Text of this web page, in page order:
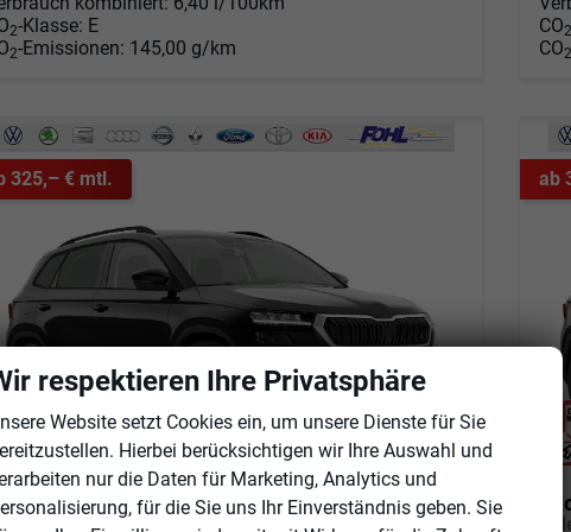
2-Klasse: E
2-Emissionen: 145,00 g/km
CO2
CO2
325,– € mtl.
Karoq
Selection 1.5 TSI DSG Android Auto*SHZ*Kamera*Keyless*PDC v/h*Klimaauto*SUNSET*LED
ab
respektieren Ihre Privatsphäre
Website setzt Cookies ein, um unsere Dienste für Sie
Hierbei berücksichtigen wir Ihre Auswahl und
nur die Daten für Marketing, Analytics und
für die Sie uns Ihr Einverständnis geben. Sie